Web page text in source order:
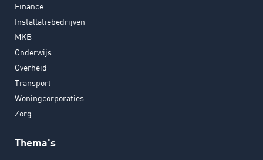
Finance
Installatiebedrijven
MKB
Onderwijs
Overheid
Transport
Woningcorporaties
Zorg
Thema's